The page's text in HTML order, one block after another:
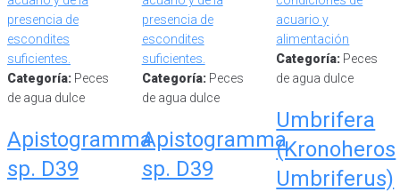
Categoría: Peces
de agua dulce
Apistogramma
sp. D39
Categoría: Peces
de agua dulce
Apistogramma
sp. D39
Categoría: Peces
de agua dulce
Umbrifera
(Kronoheros
Umbriferus)